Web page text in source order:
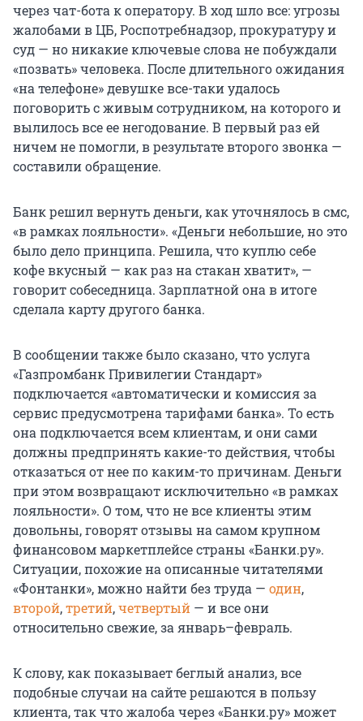
через чат-бота к оператору. В ход шло все: угрозы
жалобами в ЦБ, Роспотребнадзор, прокуратуру и
суд — но никакие ключевые слова не побуждали
«позвать» человека. После длительного ожидания
«на телефоне» девушке все-таки удалось
поговорить с живым сотрудником, на которого и
вылилось все ее негодование. В первый раз ей
ничем не помогли, в результате второго звонка —
составили обращение.
Банк решил вернуть деньги, как уточнялось в смс,
«в рамках лояльности». «Деньги небольшие, но это
было дело принципа. Решила, что куплю себе
кофе вкусный — как раз на стакан хватит», —
говорит собеседница. Зарплатной она в итоге
сделала карту другого банка.
В сообщении также было сказано, что услуга
«Газпромбанк Привилегии Стандарт»
подключается «автоматически и комиссия за
сервис предусмотрена тарифами банка». То есть
она подключается всем клиентам, и они сами
должны предпринять какие-то действия, чтобы
отказаться от нее по каким-то причинам. Деньги
при этом возвращают исключительно «в рамках
лояльности». О том, что не все клиенты этим
довольны, говорят отзывы на самом крупном
финансовом маркетплейсе страны «Банки.ру».
Ситуации, похожие на описанные читателями
«Фонтанки», можно найти без труда — один,
второй,третий,четвертый — и все они
относительно свежие, за январь–февраль.
К слову, как показывает беглый анализ, все
подобные случаи на сайте решаются в пользу
клиента, так что жалоба через «Банки.ру» может